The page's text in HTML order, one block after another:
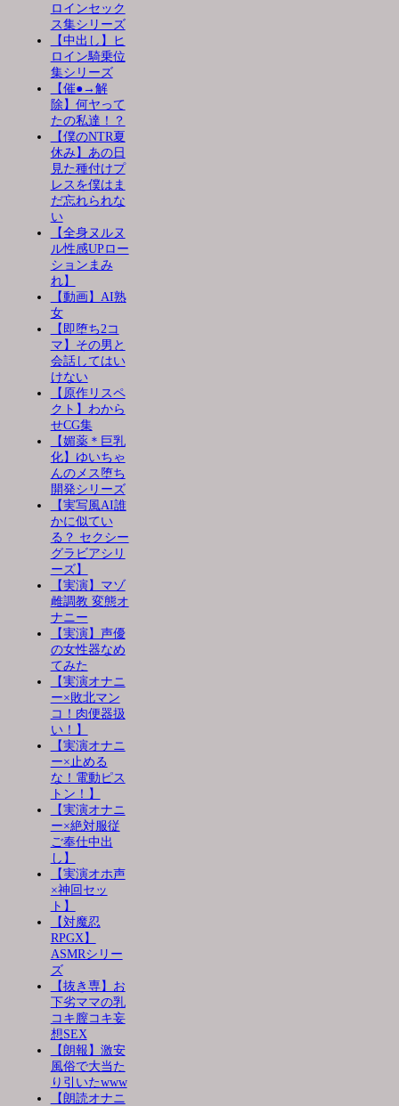
ロインセック
ス集シリーズ
【中出し】ヒ
ロイン騎乗位
集シリーズ
【催●→解
除】何ヤって
たの私達！？
【僕のNTR夏
休み】あの日
見た種付けプ
レスを僕はま
だ忘れられな
い
【全身ヌルヌ
ル性感UPロー
ションまみ
れ】
【動画】AI熟
女
【即堕ち2コ
マ】その男と
会話してはい
けない
【原作リスペ
クト】わから
せCG集
【媚薬＊巨乳
化】ゆいちゃ
んのメス堕ち
開発シリーズ
【実写風AI誰
かに似てい
る？ セクシー
グラビアシリ
ーズ】
【実演】マゾ
雌調教 変態オ
ナニー
【実演】声優
の女性器なめ
てみた
【実演オナニ
ー×敗北マン
コ！肉便器扱
い！】
【実演オナニ
ー×止める
な！電動ピス
トン！】
【実演オナニ
ー×絶対服従
ご奉仕中出
し】
【実演オホ声
×神回セッ
ト】
【対魔忍
RPGX】
ASMRシリー
ズ
【抜き専】お
下劣ママの乳
コキ膣コキ妄
想SEX
【朗報】激安
風俗で大当た
り引いたwww
【朗読オナニ